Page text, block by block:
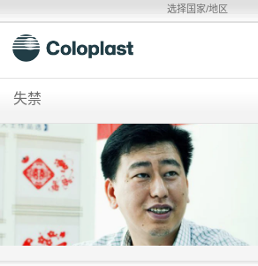
选择国家/地区
失禁